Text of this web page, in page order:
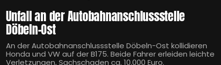
Unfall an der Autobahnanschlussstelle
Döbeln-Ost
An der Autobahnanschlussstelle Döbeln-Ost kollidieren
Honda und VW auf der B175. Beide Fahrer erleiden leichte
Verletzungen, Sachschaden ca. 10.000 Euro.